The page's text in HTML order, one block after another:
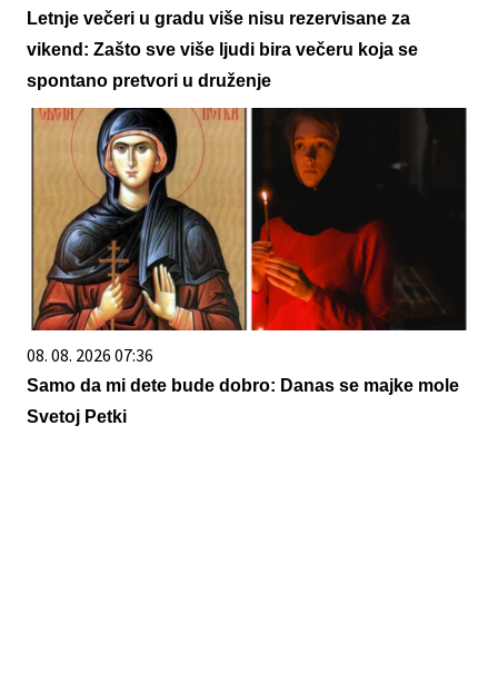
Letnje večeri u gradu više nisu rezervisane za
vikend: Zašto sve više ljudi bira večeru koja se
spontano pretvori u druženje
08. 08. 2026 07:36
Samo da mi dete bude dobro: Danas se majke mole
Svetoj Petki